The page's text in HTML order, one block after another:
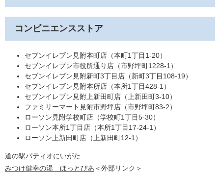
コンビニエンスストア
セブンイレブン見附本町店（本町1丁目1-20）
セブンイレブン市役所通り店（市野坪町1228-1）
セブンイレブン見附新町3丁目店（新町3丁目108-19）
セブンイレブン見附本所店（本所1丁目428-1）
セブンイレブン見附上新田町店（上新田町3-10）
ファミリーマート見附市野坪店（市野坪町83-2）
ローソン見附学校町店（学校町1丁目5-30）
ローソン本所1丁目店（本所1丁目17-24-1）
ローソン上新田町店（上新田町12-1）
道の駅パティオにいがた
みつけ健幸の湯 ほっとぴあ ＜外部リンク＞